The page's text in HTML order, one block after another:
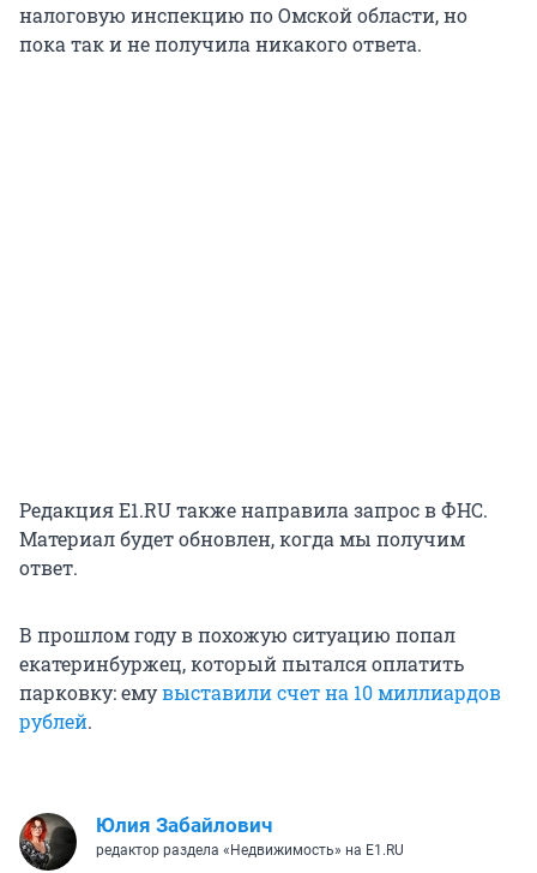
налоговую инспекцию по Омской области, но
пока так и не получила никакого ответа.
Редакция E1.RU также направила запрос в ФНС.
Материал будет обновлен, когда мы получим
ответ.
В прошлом году в похожую ситуацию попал
екатеринбуржец, который пытался оплатить
парковку: емувыставили счет на 10 миллиардов
рублей.
Юлия Забайлович
редактор раздела «Недвижимость» на E1.RU